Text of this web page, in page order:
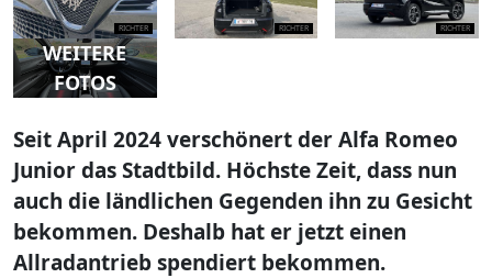
RICHTER RICHTER RICHTER
WEITERE
FOTOS
Seit April 2024 verschönert der Alfa Romeo
Junior das Stadtbild. Höchste Zeit, dass nun
auch die ländlichen Gegenden ihn zu Gesicht
bekommen. Deshalb hat er jetzt einen
Allradantrieb spendiert bekommen.